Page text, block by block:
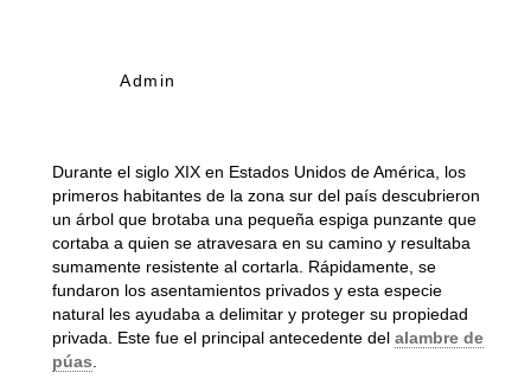
Admin
Durante el siglo XIX en Estados Unidos de América, los
primeros habitantes de la zona sur del país descubrieron
un árbol que brotaba una pequeña espiga punzante que
cortaba a quien se atravesara en su camino y resultaba
sumamente resistente al cortarla. Rápidamente, se
fundaron los asentamientos privados y esta especie
natural les ayudaba a delimitar y proteger su propiedad
privada. Este fue el principal antecedente del alambre de
púas